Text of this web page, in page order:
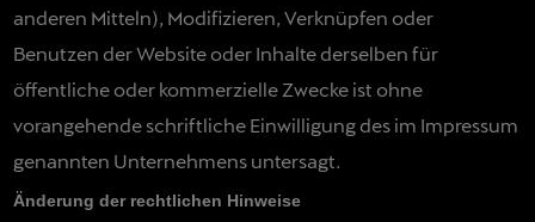
anderen Mitteln), Modifizieren, Verknüpfen oder
Benutzen der Website oder Inhalte derselben für
öffentliche oder kommerzielle Zwecke ist ohne
vorangehende schriftliche Einwilligung des im Impressum
genannten Unternehmens untersagt.
Änderung der rechtlichen Hinweise